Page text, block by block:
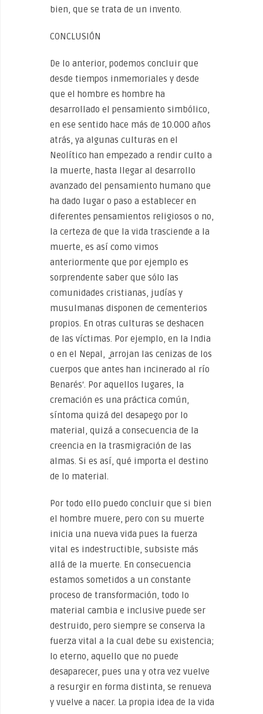
bien, que se trata de un invento.
CONCLUSIÓN
De lo anterior, podemos concluir que
desde tiempos inmemoriales y desde
que el hombre es hombre ha
desarrollado el pensamiento simbólico,
en ese sentido hace más de 10.000 años
atrás, ya algunas culturas en el
Neolítico han empezado a rendir culto a
la muerte, hasta llegar al desarrollo
avanzado del pensamiento humano que
ha dado lugar o paso a establecer en
diferentes pensamientos religiosos o no,
la certeza de que la vida trasciende a la
muerte, es así como vimos
anteriormente que por ejemplo es
sorprendente saber que sólo las
comunidades cristianas, judías y
musulmanas disponen de cementerios
propios. En otras culturas se deshacen
de las víctimas. Por ejemplo, en la India
o en el Nepal, ̳arrojan las cenizas de los
cuerpos que antes han incinerado al río
Benarés‘. Por aquellos lugares, la
cremación es una práctica común,
síntoma quizá del desapego por lo
material, quizá a consecuencia de la
creencia en la trasmigración de las
almas. Si es así, qué importa el destino
de lo material.
Por todo ello puedo concluir que si bien
el hombre muere, pero con su muerte
inicia una nueva vida pues la fuerza
vital es indestructible, subsiste más
allá de la muerte. En consecuencia
estamos sometidos a un constante
proceso de transformación, todo lo
material cambia e inclusive puede ser
destruido, pero siempre se conserva la
fuerza vital a la cual debe su existencia;
lo eterno, aquello que no puede
desaparecer, pues una y otra vez vuelve
a resurgir en forma distinta, se renueva
y vuelve a nacer. La propia idea de la vida